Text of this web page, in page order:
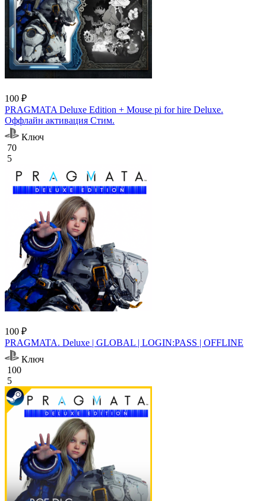
100 ₽
PRAGMATA Deluxe Edition + Mouse pi for hire Deluxe.
Оффлайн активация Cтим.
Ключ
70
5
100 ₽
PRAGMATA. Deluxe | GLOBAL | LOGIN:PASS | OFFLINE
Ключ
100
5